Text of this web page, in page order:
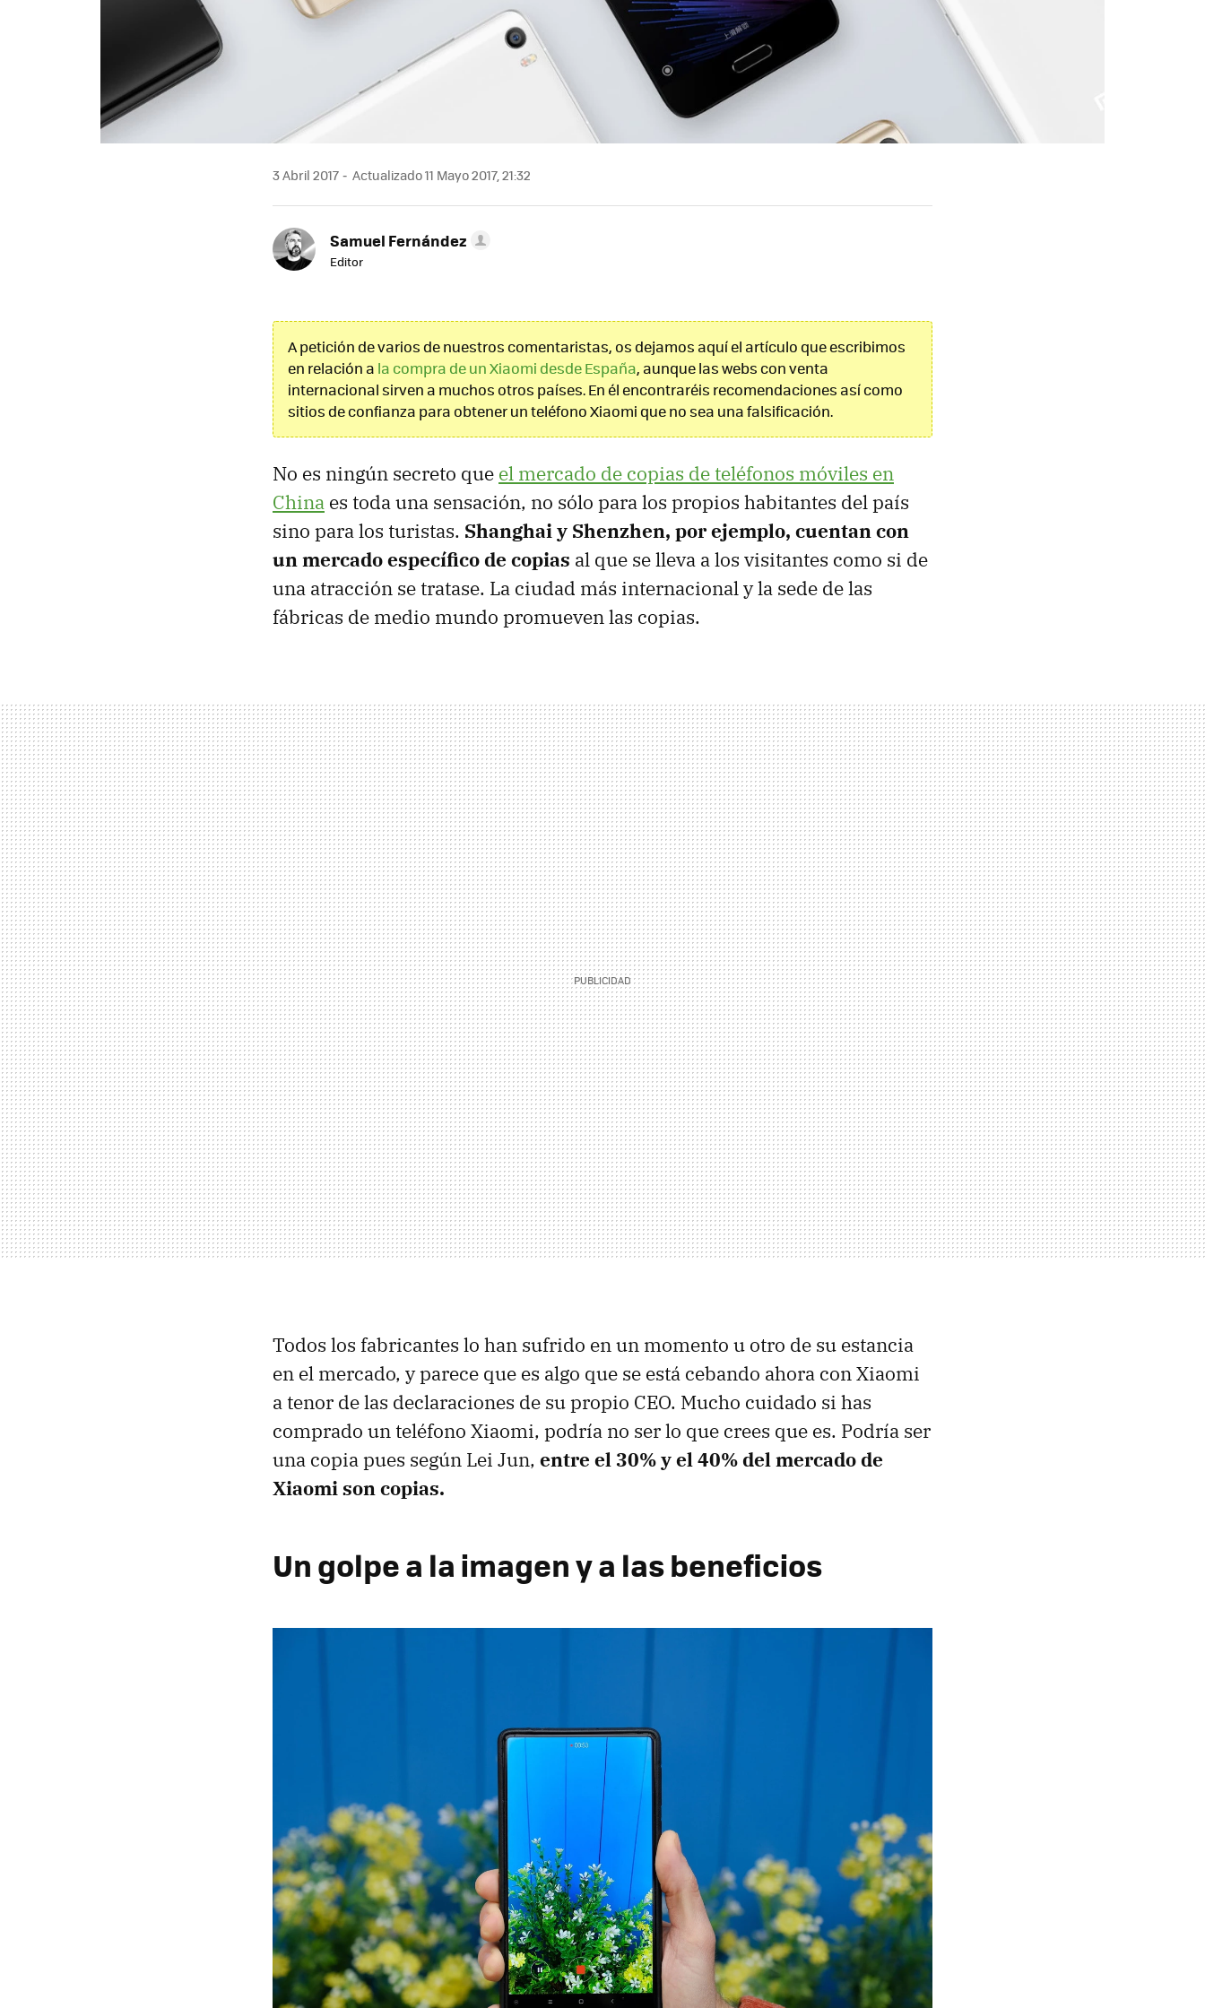
3 Abril 2017 Actualizado 11 Mayo 2017, 21:32
Samuel Fernández
Editor
A petición de varios de nuestros comentaristas, os dejamos aquí el artículo que escribimos
en relación a la compra de un Xiaomi desde España, aunque las webs con venta
internacional sirven a muchos otros países. En él encontraréis recomendaciones así como
sitios de confianza para obtener un teléfono Xiaomi que no sea una falsificación.
No es ningún secreto que el mercado de copias de teléfonos móviles en
China es toda una sensación, no sólo para los propios habitantes del país
sino para los turistas. Shanghai y Shenzhen, por ejemplo, cuentan con
un mercado específico de copias al que se lleva a los visitantes como si de
una atracción se tratase. La ciudad más internacional y la sede de las
fábricas de medio mundo promueven las copias.
Todos los fabricantes lo han sufrido en un momento u otro de su estancia
en el mercado, y parece que es algo que se está cebando ahora con Xiaomi
a tenor de las declaraciones de su propio CEO. Mucho cuidado si has
comprado un teléfono Xiaomi, podría no ser lo que crees que es. Podría ser
una copia pues según Lei Jun, entre el 30% y el 40% del mercado de
Xiaomi son copias.
Un golpe a la imagen y a las beneficios